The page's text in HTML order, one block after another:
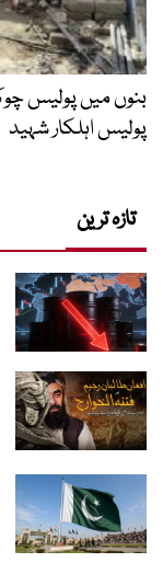
پولیس اہلکار شہید
تازہ ترین